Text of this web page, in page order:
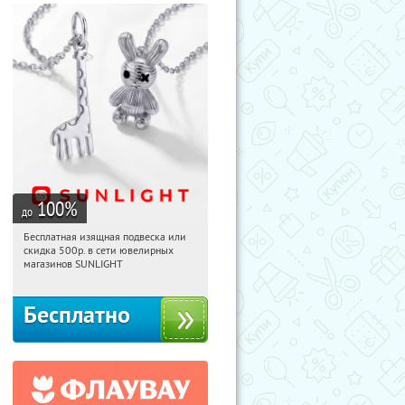
до 100%
23:28:55 Получили:
Россия
Бесплатная изящная подвеска или
скидка 500р. в сети ювелирных
магазинов SUNLIGHT
Бесплатно